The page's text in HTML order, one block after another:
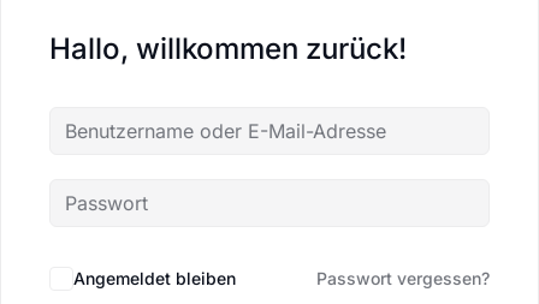
Hallo, willkommen zurück!
Angemeldet bleiben Passwort vergessen?